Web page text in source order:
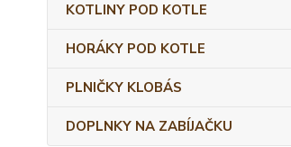
KOTLINY POD KOTLE
HORÁKY POD KOTLE
PLNIČKY KLOBÁS
DOPLNKY NA ZABÍJAČKU